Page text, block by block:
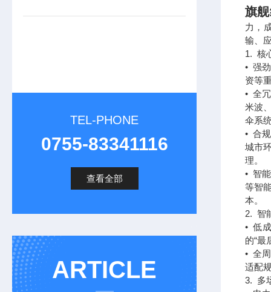
TEL-PHONE
0755-83341116
查看全部
ARTICLE
旗
力，
输、
1. 核
• 强
资等
• 全
米波
伞系
• 合
城市
理。
• 智
等智
本。
2. 智
• 低
的“最
• 全
适配
3. 多